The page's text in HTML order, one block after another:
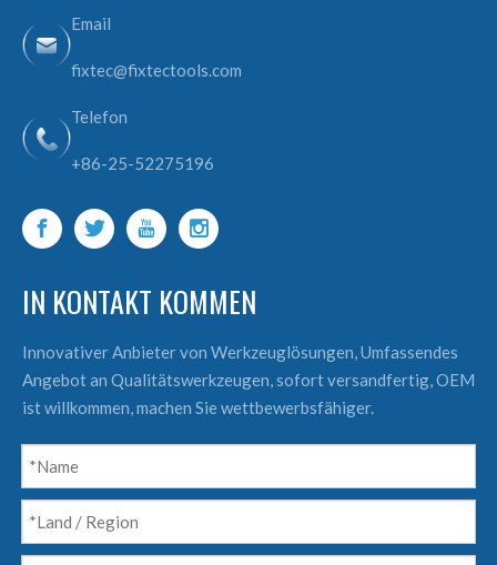
Email
fixtec@fixtectools.com
Telefon
+86-25-52275196
IN KONTAKT KOMMEN
Innovativer Anbieter von Werkzeuglösungen, Umfassendes
Angebot an Qualitätswerkzeugen, sofort versandfertig, OEM
ist willkommen, machen Sie wettbewerbsfähiger.